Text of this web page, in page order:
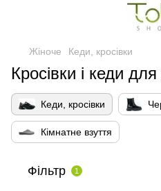
Жіноче Кеди, кросівки
Кросівки і кеди
Кеди, кросівки
Кімнатне взуття
Фільтр 1